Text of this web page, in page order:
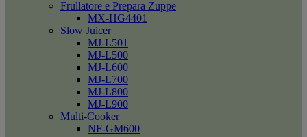
Frullatore e Prepara Zuppe
MX-HG4401
Slow Juicer
MJ-L501
MJ-L500
MJ-L600
MJ-L700
MJ-L800
MJ-L900
Multi-Cooker
NF-GM600